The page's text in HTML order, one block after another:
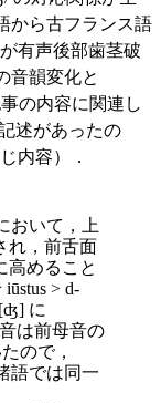
から古フランス語
有声後部歯茎破
音韻変化と
の内容に関連し
述があったの
内容）．
おいて，上
れ，前舌面
高めること
> d-
[ʤ] に
は前母音の
ので，
語では同一